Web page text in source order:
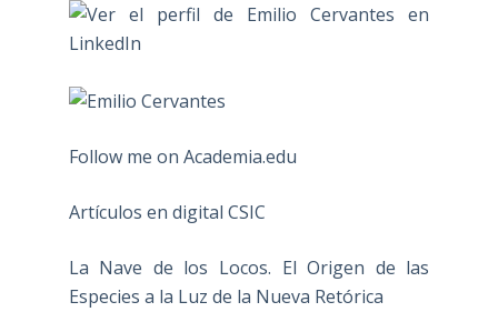
Follow me on Academia.edu
Artículos en digital CSIC
La Nave de los Locos. El Origen de las
Especies a la Luz de la Nueva Retórica